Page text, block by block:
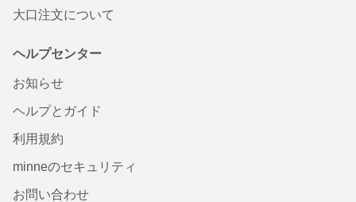
大口注文について
ヘルプセンター
お知らせ
ヘルプとガイド
利用規約
minneのセキュリティ
お問い合わせ